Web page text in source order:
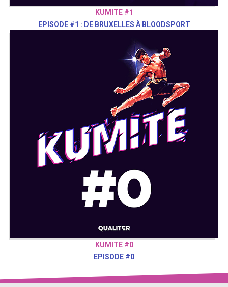
KUMITE #1
EPISODE #1 : DE BRUXELLES À BLOODSPORT
KUMITE #0
EPISODE #0